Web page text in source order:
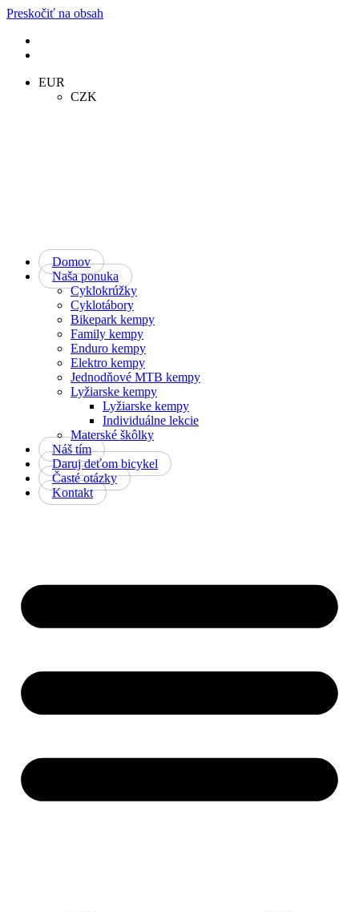
Preskočiť na obsah
EUR
CZK
Domov
Naša ponuka
Cyklokrúžky
Cyklotábory
Bikepark kempy
Family kempy
Enduro kempy
Elektro kempy
Jednodňové MTB kempy
Lyžiarske kempy
Lyžiarske kempy
Individuálne lekcie
Materské škôlky
Náš tím
Daruj deťom bicykel
Časté otázky
Kontakt